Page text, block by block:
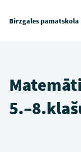
Birzgales pamatskola